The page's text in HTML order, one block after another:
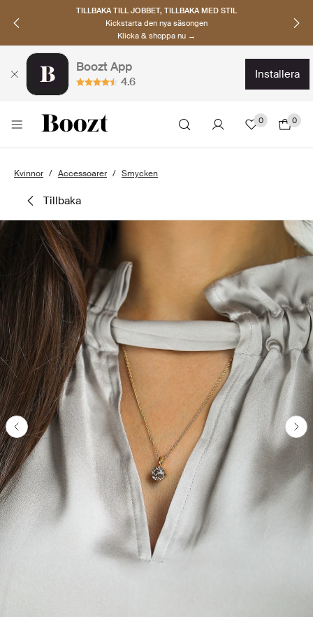
TILLBAKA TILL JOBBET, TILLBAKA MED STIL
Kickstarta den nya säsongen
Klicka & shoppa nu →
Boozt App
4.6
installera
0 0
Kvinnor Accessoarer Smycken
tillbaka